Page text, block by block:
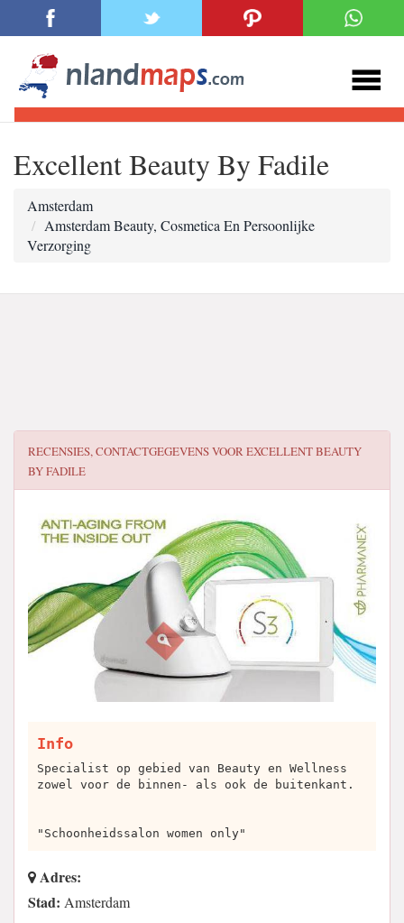
Excellent Beauty By Fadile
Amsterdam
Amsterdam Beauty, Cosmetica En Persoonlijke
Verzorging
RECENSIES, CONTACTGEGEVENS VOOREXCELLENT BEAUTY
BY FADILE
Info
Specialist op gebied van Beauty en Wellness
zowel voor de binnen- als ook de buitenkant.
"Schoonheidssalon women only"
Adres:
Stad: Amsterdam